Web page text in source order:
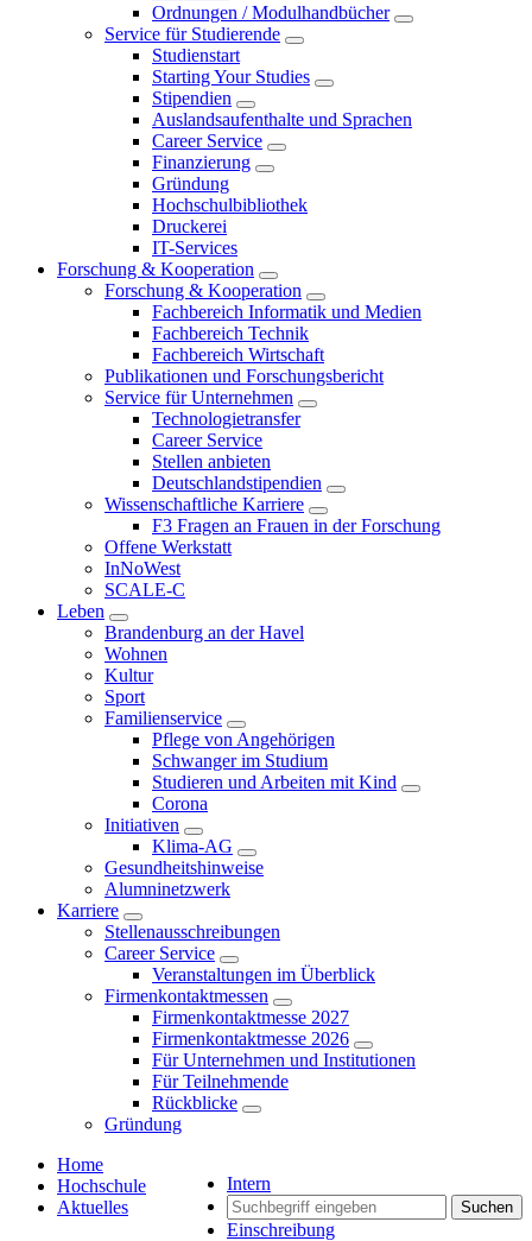
Ordnungen / Modulhandbücher
Service für Studierende
Studienstart
Starting Your Studies
Stipendien
Auslandsaufenthalte und Sprachen
Career Service
Finanzierung
Gründung
Hochschulbibliothek
Druckerei
IT-Services
Forschung & Kooperation
Forschung & Kooperation
Fachbereich Informatik und Medien
Fachbereich Technik
Fachbereich Wirtschaft
Publikationen und Forschungsbericht
Service für Unternehmen
Technologietransfer
Career Service
Stellen anbieten
Deutschlandstipendien
Wissenschaftliche Karriere
F3 Fragen an Frauen in der Forschung
Offene Werkstatt
InNoWest
SCALE-C
Leben
Brandenburg an der Havel
Wohnen
Kultur
Sport
Familienservice
Pflege von Angehörigen
Schwanger im Studium
Studieren und Arbeiten mit Kind
Corona
Initiativen
Klima-AG
Gesundheitshinweise
Alumninetzwerk
Karriere
Stellenausschreibungen
Career Service
Veranstaltungen im Überblick
Firmenkontaktmessen
Firmenkontaktmesse 2027
Firmenkontaktmesse 2026
Für Unternehmen und Institutionen
Für Teilnehmende
Rückblicke
Gründung
Intern
Suchen
Einschreibung
Home
Hochschule
Aktuelles